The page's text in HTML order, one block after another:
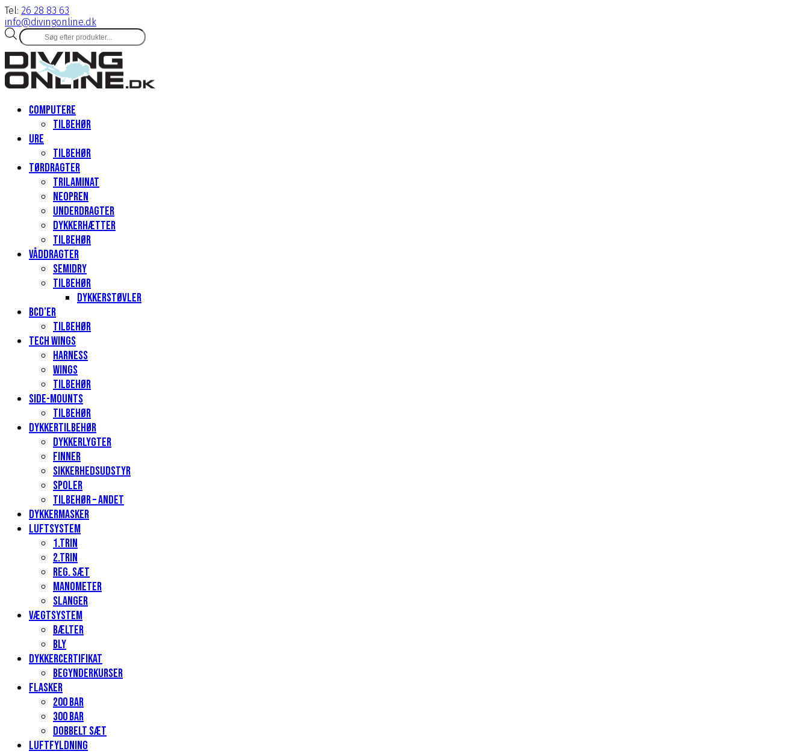
Tel: 26 28 83 63
info@divingonline.dk
Products
search
Computere
Tilbehør
Ure
Tilbehør
Tørdragter
Trilaminat
Neopren
Underdragter
Dykkerhætter
Tilbehør
Våddragter
Semidry
Tilbehør
Dykkerstøvler
BCD’er
Tilbehør
Tech Wings
Harness
Wings
Tilbehør
Side-mounts
Tilbehør
Dykkertilbehør
Dykkerlygter
Finner
Sikkerhedsudstyr
Spoler
Tilbehør – andet
Dykkermasker
Luftsystem
1.Trin
2.Trin
Reg. sæt
Manometer
Slanger
Vægtsystem
Bælter
Bly
Dykkercertifikat
Begynderkurser
Flasker
200 Bar
300 bar
Dobbelt sæt
Luftfyldning